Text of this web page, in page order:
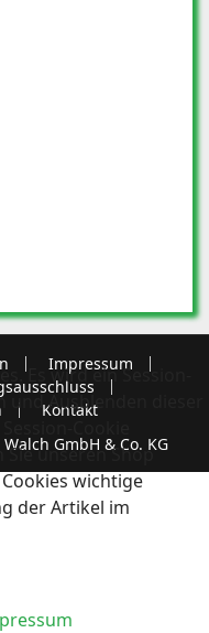
Impressum
Kontakt
GmbH & Co. KG
Es wird ein Session-
und Ausblenden dieser
Cookie
Sie unseren Shop
wichtige
der Artikel im